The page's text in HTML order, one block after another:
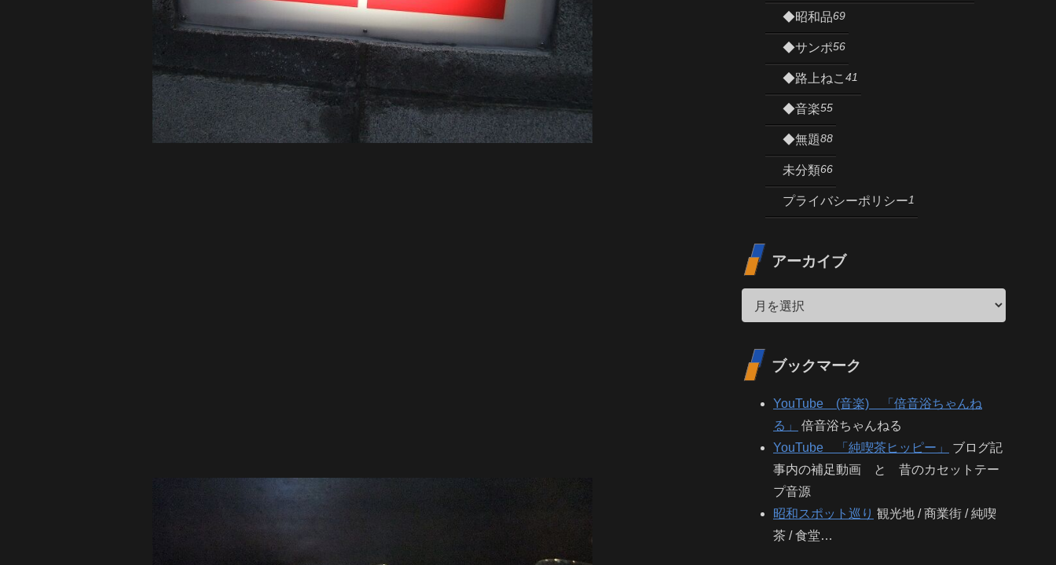
◆昭和品69
◆サンポ56
◆路上ねこ 41
◆音楽55
◆無題88
未分類66
プライバシーポリシー1
アーカイブ
ブックマーク
YouTube (音楽) 「倍音浴ちゃんね
る」
倍音浴ちゃんねる
YouTube 「純喫茶ヒッピー」
ブログ記
事内の補足動画 と 昔のカセットテー
プ音源
昭和スポット巡り 観光地 / 商業街 / 純喫
茶 / 食堂…